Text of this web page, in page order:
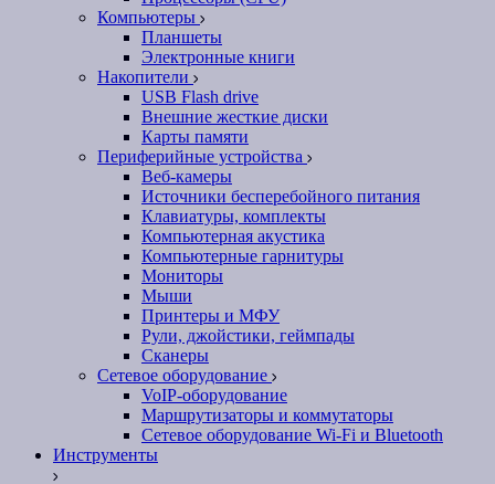
Компьютеры
Планшеты
Электронные книги
Накопители
USB Flash drive
Внешние жесткие диски
Карты памяти
Периферийные устройства
Веб-камеры
Источники бесперебойного питания
Клавиатуры, комплекты
Компьютерная акустика
Компьютерные гарнитуры
Мониторы
Мыши
Принтеры и МФУ
Рули, джойстики, геймпады
Сканеры
Сетевое оборудование
VoIP-оборудование
Маршрутизаторы и коммутаторы
Сетевое оборудование Wi-Fi и Bluetooth
Инструменты